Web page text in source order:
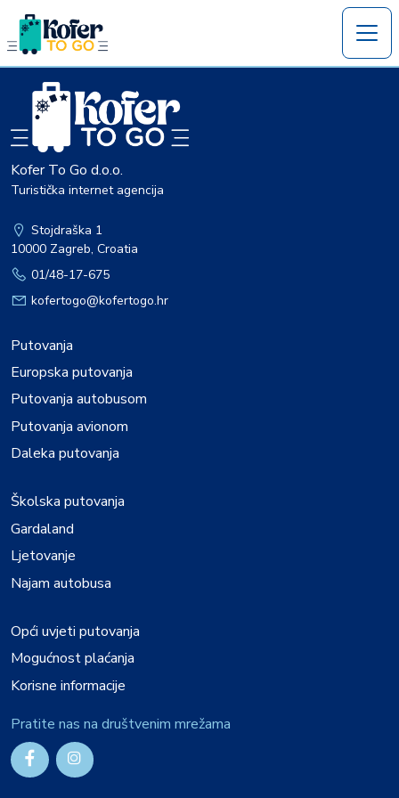
Kofer To Go d.o.o.
Turistička internet agencija
Stojdraška 1
10000 Zagreb, Croatia
01/48-17-675
kofertogo@kofertogo.hr
Putovanja
Europska putovanja
Putovanja autobusom
Putovanja avionom
Daleka putovanja
Školska putovanja
Gardaland
Ljetovanje
Najam autobusa
Opći uvjeti putovanja
Mogućnost plaćanja
Korisne informacije
Pratite nas na društvenim mrežama